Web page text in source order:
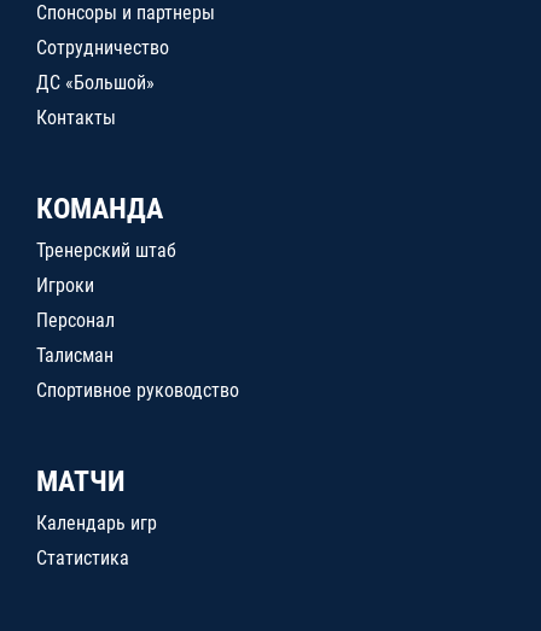
Спонсоры и партнеры
Сотрудничество
ДС «Большой»
Контакты
КОМАНДА
Тренерский штаб
Игроки
Персонал
Талисман
Спортивное руководство
МАТЧИ
Календарь игр
Статистика